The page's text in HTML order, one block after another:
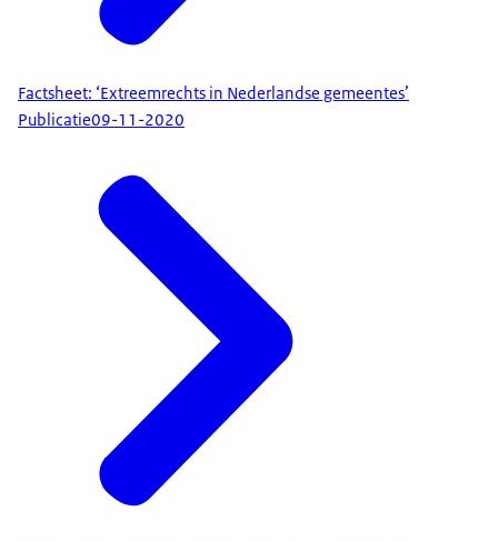
Factsheet: ‘Extreemrechts in Nederlandse gemeentes’
Publicatie09-11-2020